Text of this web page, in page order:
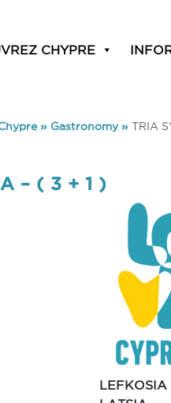
CHYPRE
» Gastronomy» TRIA
– ( 3 + 1 )
LEFKOSIA